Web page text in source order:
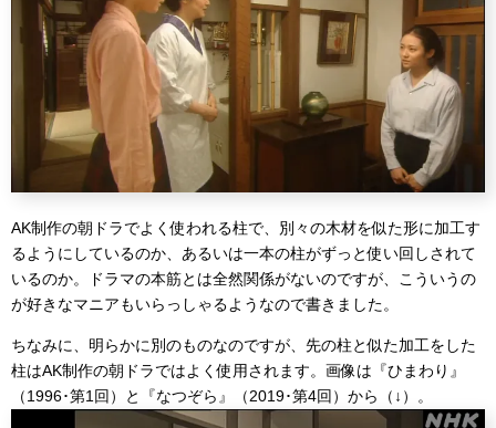
AK制作の朝ドラでよく使われる柱で、別々の木材を似た形に加工す
るようにしているのか、あるいは一本の柱がずっと使い回しされて
いるのか。ドラマの本筋とは全然関係がないのですが、こういうの
が好きなマニアもいらっしゃるようなので書きました。
ちなみに、明らかに別のものなのですが、先の柱と似た加工をした
柱はAK制作の朝ドラではよく使用されます。画像は『ひまわり』
（1996･第1回）と『なつぞら』（2019･第4回）から（↓）。